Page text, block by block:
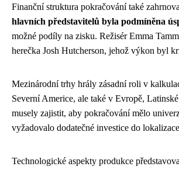
Finanční struktura pokračování také
hlavních představitelů byla podmíněna
možné podíly na zisku. Režisér Emma
herečka Josh Hutcherson, jehož výkon byl
Mezinárodní trhy hrály zásadní roli v
Severní Americe, ale také v Evropě,
musely zajistit, aby pokračování mělo
vyžadovalo dodatečné investice do
Technologické aspekty produkce